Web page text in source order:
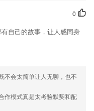
0
自己的故事，让人感同身
不会太简单让人无聊，也不
作模式真是太考验默契和配